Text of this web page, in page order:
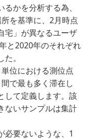
かを分析する為、
を基準に、2月時点
宅」が異なるユーザ
と2020年のそれぞれ
。
位における測位点
で最も多く滞在し
して定義します。該
ないサンプルは集計
必要ないような、1